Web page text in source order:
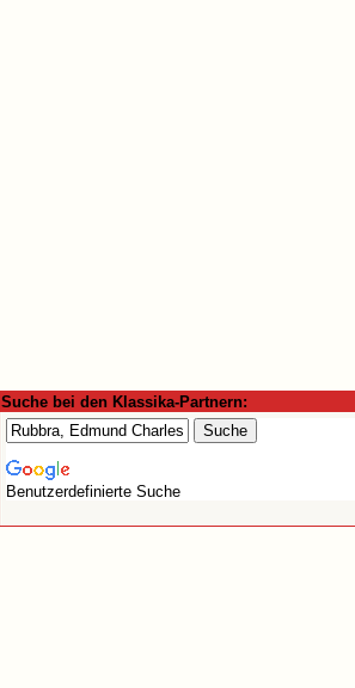
Suche bei den Klassika-Partnern:
Benutzerdefinierte Suche